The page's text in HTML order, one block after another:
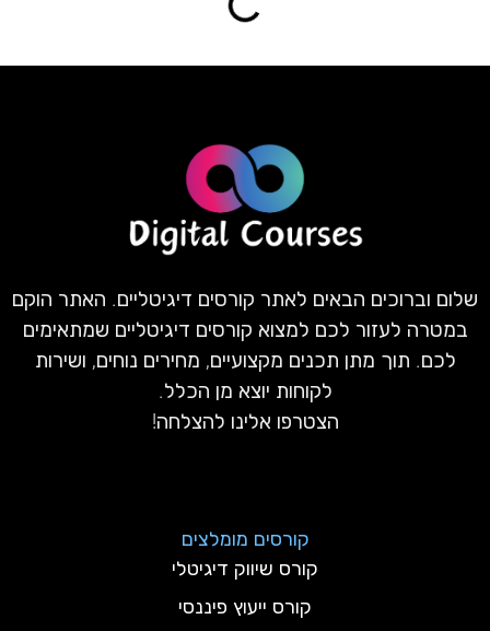
שלום וברוכים הבאים לאתר קורסים דיגיטליים. האתר הוקם
במטרה לעזור לכם למצוא קורסים דיגיטליים שמתאימים
לכם. תוך מתן תכנים מקצועיים, מחירים נוחים, ושירות
לקוחות יוצא מן הכלל.
הצטרפו אלינו להצלחה!
קורסים מומלצים
קורס שיווק דיגיטלי
קורס ייעוץ פיננסי